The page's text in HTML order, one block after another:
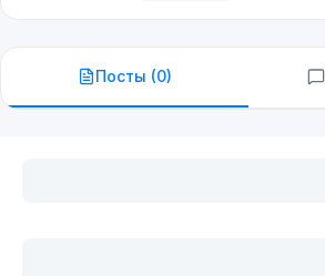
Посты (0)